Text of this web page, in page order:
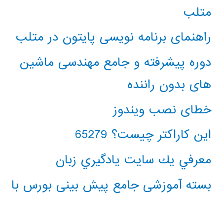
متلب
راهنمای برنامه نویسی پایتون در متلب
دوره پیشرفته و جامع مهندسی ماشین
های بدون راننده
خطای نصب ویندوز
این کاراکتر چیست؟ 65279
معرفي يك سايت يادگيري زبان
بسته آموزشی جامع پیش بینی بورس با